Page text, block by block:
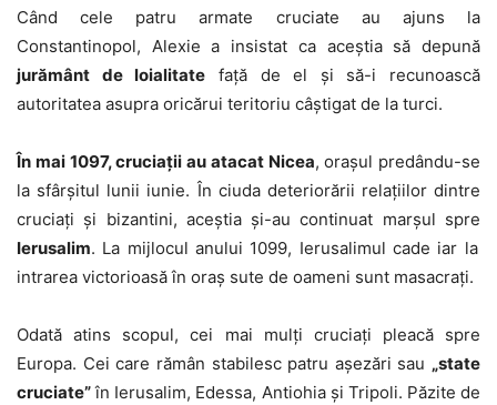
Când cele patru armate cruciate au ajuns la
Constantinopol, Alexie a insistat ca aceștia să depună
jurământ de loialitate față de el și să-i recunoască
autoritatea asupra oricărui teritoriu câștigat de la turci.
În mai 1097, cruciații au atacat Nicea, orașul predându-se
la sfârșitul lunii iunie. În ciuda deteriorării relațiilor dintre
cruciați și bizantini, aceștia și-au continuat marșul spre
Ierusalim. La mijlocul anului 1099, Ierusalimul cade iar la
intrarea victorioasă în oraș sute de oameni sunt masacrați.
Odată atins scopul, cei mai mulți cruciați pleacă spre
Europa. Cei care rămân stabilesc patru așezări sau „state
cruciate”în Ierusalim, Edessa, Antiohia și Tripoli. Păzite de